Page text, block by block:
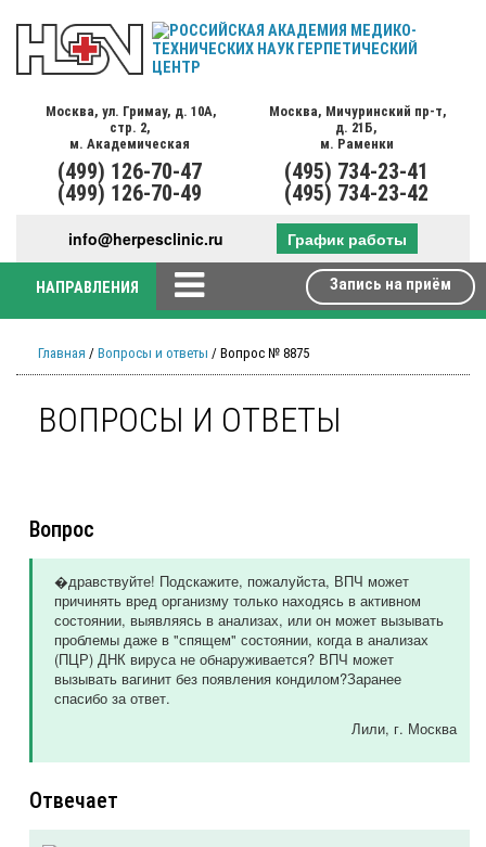
Москва, ул. Гримау, д. 10А,
стр. 2,
м. Академическая
(499) 126-70-47
(499) 126-70-49
Москва, Мичуринский пр-т,
д. 21Б,
м. Раменки
(495) 734-23-41
(495) 734-23-42
info@herpesclinic.ru График работы
НАПРАВЛЕНИЯ Запись на приём
Главная / Вопросы и ответы / Вопрос № 8875
ВОПРОСЫ И ОТВЕТЫ
Вопрос
�дравствуйте! Подскажите, пожалуйста, ВПЧ может
причинять вред организму только находясь в активном
состоянии, выявляясь в анализах, или он может вызывать
проблемы даже в "спящем" состоянии, когда в анализах
(ПЦР) ДНК вируса не обнаруживается? ВПЧ может
вызывать вагинит без появления кондилом?Заранее
спасибо за ответ.
Лили, г. Москва
Отвечает